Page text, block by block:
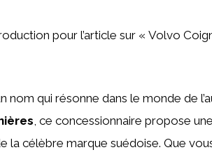
pour l’article sur « Volvo
nom qui résonne dans le monde de
, ce concessionnaire propose
la célèbre marque suédoise. Que